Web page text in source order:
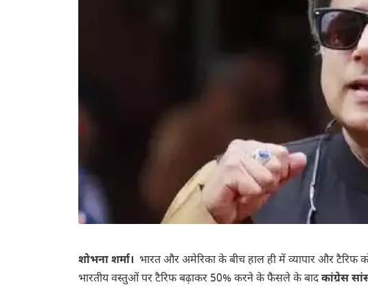
शोभना शर्मा। भारत और अमेरिका के बीच हाल ही में व्यापार और टैरिफ
भारतीय वस्तुओं पर टैरिफ बढ़ाकर 50% करने के फैसले के बादकांग्रेस